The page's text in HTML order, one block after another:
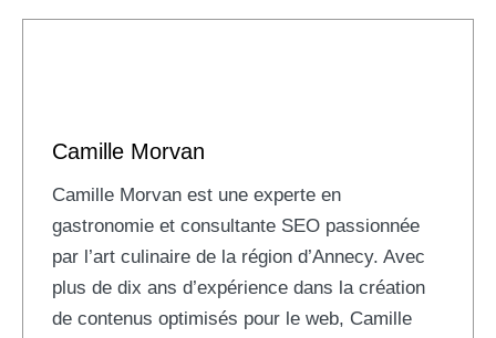
Camille Morvan
Camille Morvan est une experte en
gastronomie et consultante SEO passionnée
par l’art culinaire de la région d’Annecy. Avec
plus de dix ans d’expérience dans la création
de contenus optimisés pour le web, Camille